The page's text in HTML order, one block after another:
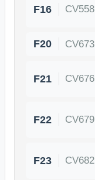
F16 CV558
F20 CV673
F21 CV676
F22 CV679
F23 CV682